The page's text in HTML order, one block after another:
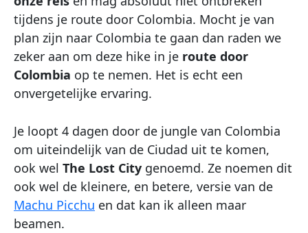
tijdens je route door Colombia. Mocht je van
plan zijn naar Colombia te gaan dan raden we
zeker aan om deze hike in je route door
Colombia op te nemen. Het is echt een
onvergetelijke ervaring.
Je loopt 4 dagen door de jungle van Colombia
om uiteindelijk van de Ciudad uit te komen,
ook wel The Lost City genoemd. Ze noemen dit
ook wel de kleinere, en betere, versie van de
Machu Picchu en dat kan ik alleen maar
beamen.